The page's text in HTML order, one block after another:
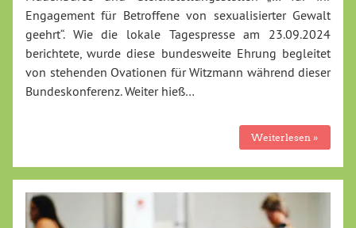
Engagement für Betroffene von sexualisierter Gewalt
geehrt“. Wie die lokale Tagespresse am 23.09.2024
berichtete, wurde diese bundesweite Ehrung begleitet
von stehenden Ovationen für Witzmann während dieser
Bundeskonferenz. Weiter hieß…
Weiterlesen »